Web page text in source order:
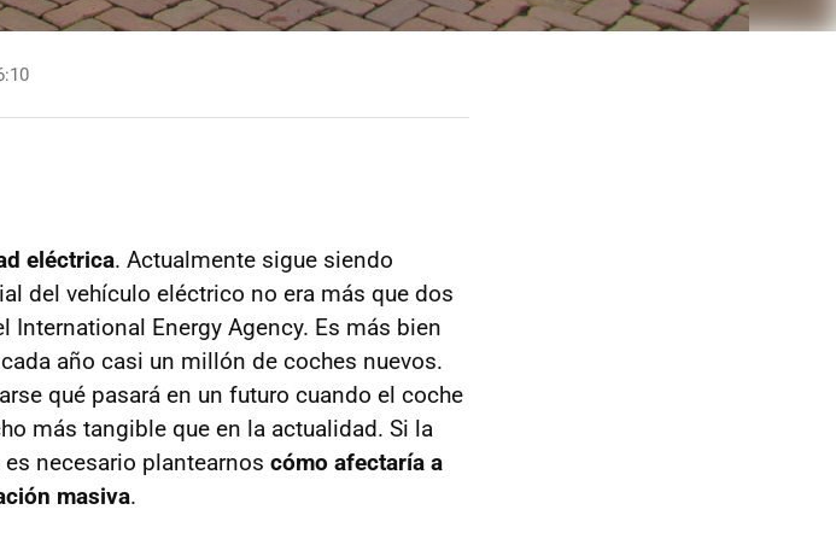
eléctrica. Actualmente sigue siendo
del vehículo eléctrico no era más que dos
Energy Agency. Es más bien
año casi un millón de coches nuevos.
qué pasará en un futuro cuando el coche
más tangible que en la actualidad. Si la
necesario plantearnos cómo afectaría a
masiva.